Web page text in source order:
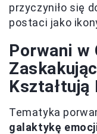
przyczyniło się
postaci jako
Porwani w
Kształtują
Tematyka
galaktykę